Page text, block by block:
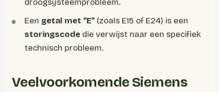
droogsysteemprobleem.
Een getal met “E” (zoals E15 of E24) is een
storingscode die verwijst naar een specifiek
technisch probleem.
Veelvoorkomende Siemens